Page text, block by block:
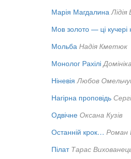
Марія Магдалина
Мов золото — ці кучері
Мольба Надія Кметюк
Монолог Рахілі
Ніневія Любов
Нагірна проповідь
Одвічне Оксана Кузів
Останній крок… Роман
Пілат Тарас